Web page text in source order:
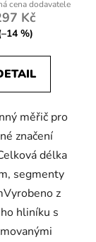
Kč
%)
měřič pro
značení
délka
segmenty
z
hliníku s